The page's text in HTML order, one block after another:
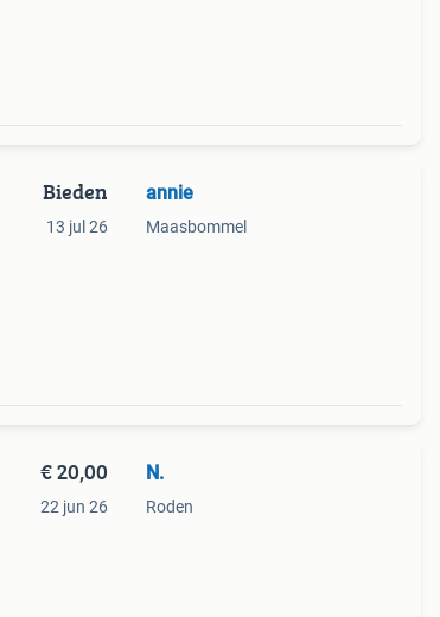
Bieden
13 jul 26
annie
Maasbommel
€ 20,00
22 jun 26
N.
Roden